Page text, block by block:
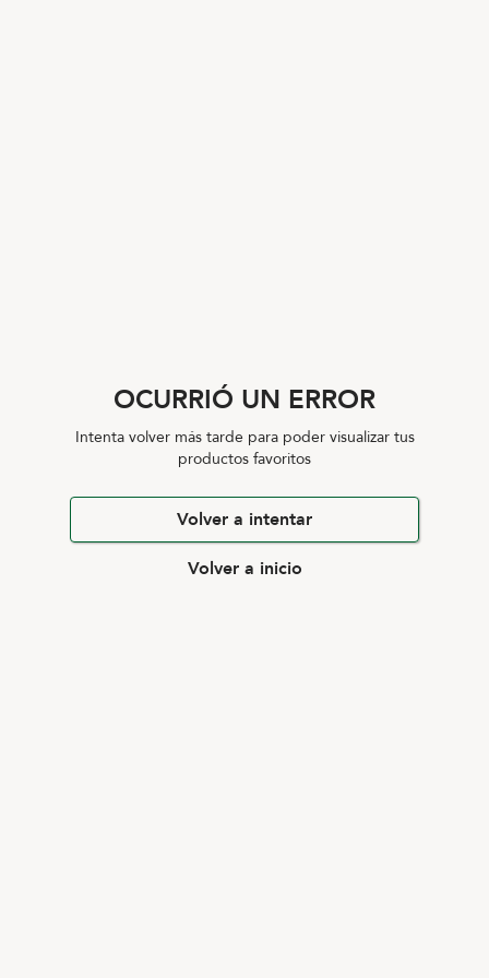
OCURRIÓ UN ERROR
Intenta volver más tarde para poder visualizar tus
productos favoritos
Volver a intentar
Volver a inicio